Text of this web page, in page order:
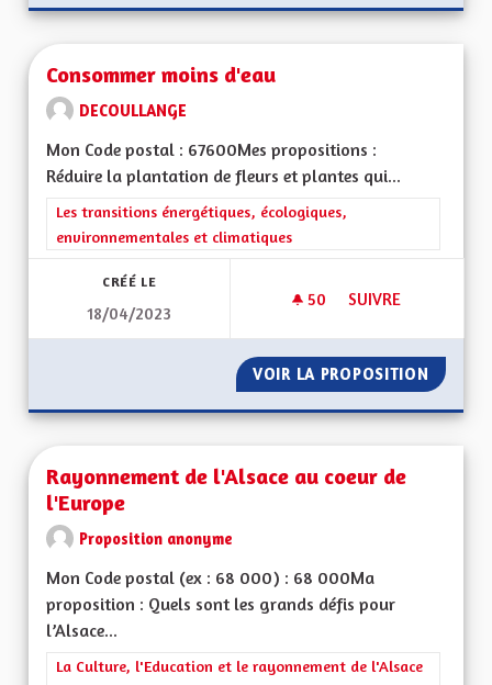
Consommer moins d'eau
DECOULLANGE
Mon Code postal : 67600Mes propositions :
Réduire la plantation de fleurs et plantes qui...
Filtrer les résultats de la catégorie : Les transitions
Les transitions énergétiques, écologiques,
environnementales et climatiques
CRÉÉ LE
18/04/2023
50 50 ABONNÉS
SUIVRE
VOIR LA PROPOSITION
Rayonnement de l'Alsace au coeur de
l'Europe
Proposition anonyme
Mon Code postal (ex : 68 000) : 68 000Ma
proposition : Quels sont les grands défis pour
l’Alsace...
Filtrer les résultats de la catégorie : La Culture, l'Education et
La Culture, l'Education et le rayonnement de l'Alsace